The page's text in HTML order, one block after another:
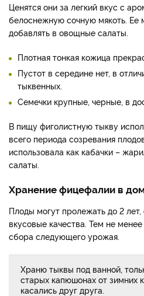
Ценятся они за легкий вкус с
белоснежную сочную мякоть. Ее
добавлять в овощные салаты.
Плотная тонкая кожица
Пустот в середине нет, в
тыквенных.
Семечки крупные, черные, в
В пищу фиголистную тыкву
всего периода созревания
использовала как кабачки –
салаты.
Хранение фицефалии в
Плоды могут пролежать до 2
вкусовые качества. Тем не
сбора следующего урожая.
Храню тыквы под ванной,
старых капюшонах от зимних
касались друг друга.